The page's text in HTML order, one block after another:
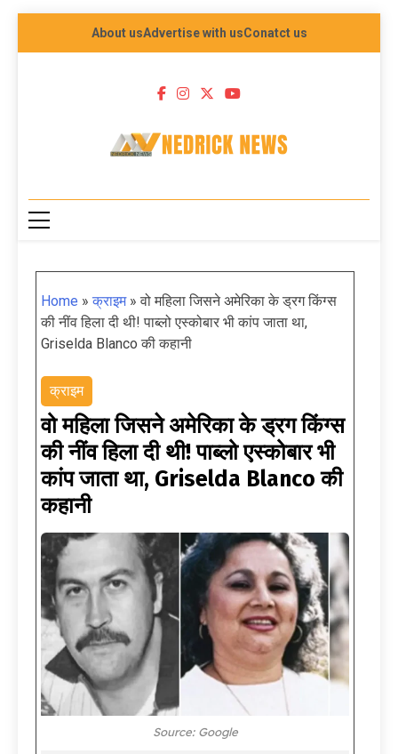
About usAdvertise with usConatct us
NEDRICK NEWS
Home »क्राइम»वो महिला जिसने अमेरिका के ड्रग किंग्स
की नींव हिला दी थी! पाब्लो एस्‍कोबार भी कांप जाता था,
Griselda Blanco की कहानी
क्राइम
वो महिला जिसने अमेरिका के ड्रग किंग्स
की नींव हिला दी थी! पाब्लो एस्‍कोबार भी
कांप जाता था, Griselda Blanco की
कहानी
Source: Google